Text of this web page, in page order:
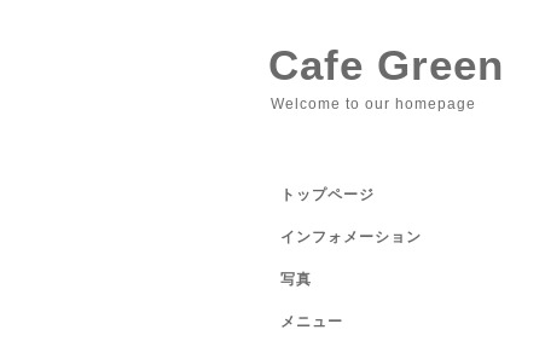
Cafe Green
Welcome to our homepage
トップページ
インフォメーション
写真
メニュー